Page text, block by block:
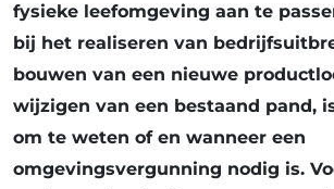
fysieke leefomgeving aan te
bij het realiseren van
bouwen van een nieuwe
wijzigen van een bestaand pand,
om te weten of en wanneer een
omgevingsvergunning nodig is.